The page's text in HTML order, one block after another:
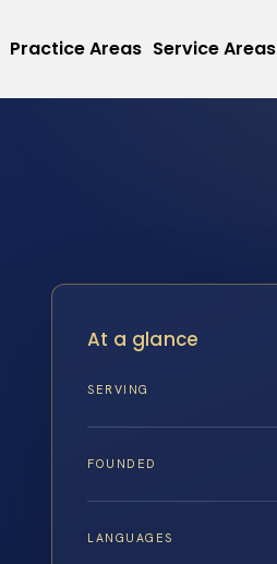
Practice Areas Service Areas
At a glance
SERVING
FOUNDED
LANGUAGES